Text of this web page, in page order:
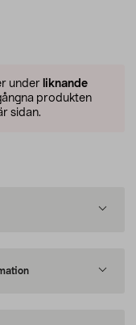
under liknande
produkten
sidan.